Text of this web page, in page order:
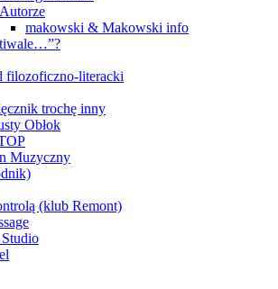
makowski & Makowski info
filozoficzno-literacki
trochę inny
Obłok
Muzyczny
(klub Remont)